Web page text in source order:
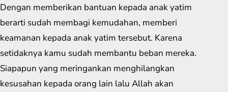
Dengan memberikan bantuan kepada anak yatim
berarti sudah membagi kemudahan, memberi
keamanan kepada anak yatim tersebut. Karena
setidaknya kamu sudah membantu beban mereka.
Siapapun yang meringankan menghilangkan
kesusahan kepada orang lain lalu Allah akan